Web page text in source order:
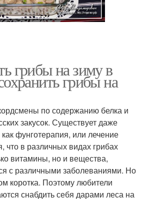
грибы на зиму в
грибы на
по содержанию белка и
закусок. Существует даже
фунготерапия, или лечение
что в различных видах грибах
витамины, но и вещества,
с различными заболеваниями. Но
коротка. Поэтому любители
снабдить себя дарами леса на